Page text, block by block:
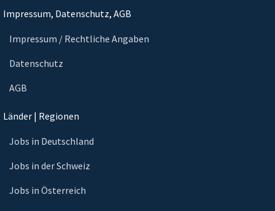
Impressum, Datenschutz, AGB
Impressum / Rechtliche Angaben
Datenschutz
AGB
Länder | Regionen
Jobs in Deutschland
Jobs in der Schweiz
Jobs in Österreich